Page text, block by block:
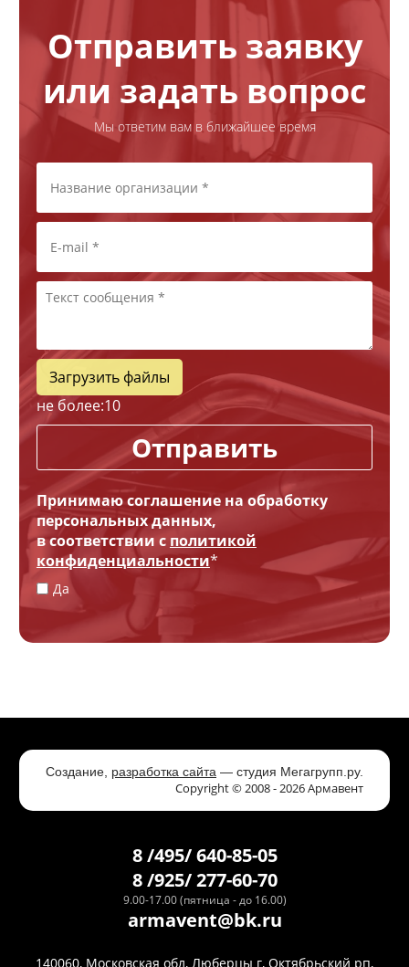
Отправить заявку
или задать вопрос
Мы ответим вам в ближайшее время
Загрузить файлы
не более:10
Отправить
Принимаю соглашение на обработку
персональных данных,
в соответствии с политикой
конфиденциальности*
Да
Создание, разработка сайта — студия Мегагрупп.ру.
Copyright © 2008 - 2026 Армавент
8 /495/ 640-85-05
8 /925/ 277-60-70
9.00-17.00 (пятница - до 16.00)
armavent@bk.ru
140060, Московская обл, Люберцы г, Октябрьский рп,